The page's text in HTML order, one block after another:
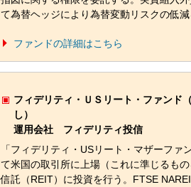
て為替ヘッジにより為替変動リスクの低
ファンドの詳細はこちら
フィデリティ・ＵＳリート・ファンド
し）
運用会社 フィデリティ投信
「フィデリティ・USリート・マザーフ
て米国の取引所に上場（これに準じるも
信託（REIT）に投資を行う。FTSE